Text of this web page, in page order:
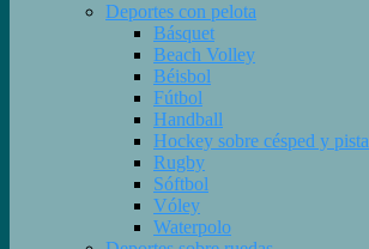
Deportes con pelota
Básquet
Beach Volley
Béisbol
Fútbol
Handball
Hockey sobre césped y pista
Rugby
Sóftbol
Vóley
Waterpolo